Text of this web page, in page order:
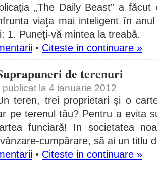
„The Daily Beast” a
viaţa mai inteligent în
1. Puneţi-vă mintea la treabă.
• Citeste in continuare »
de terenuri
publicat la 4 ianuarie 2012
teren, trei proprietari şi o
pe terenul tău? Pentru a evita
funciară! In societatea
cumpărare, să ai un titlu
• Citeste in continuare »